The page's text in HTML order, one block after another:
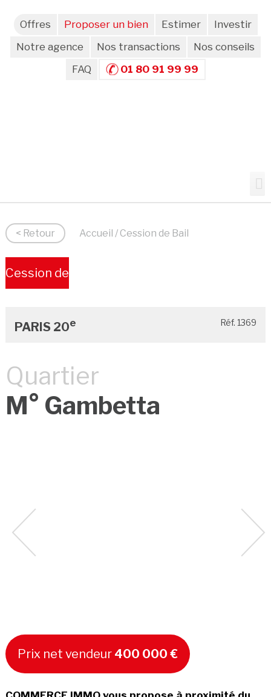
Offres Proposer un bien Estimer
Investir
Notre agence
Nos transactions
Nos conseils
FAQ
01 80 91 99 99
< Retour Accueil / Cession de Bail
Cession de
PARIS 20e Réf. 1369
Quartier
M° Gambetta
Prix net vendeur 400 000 €